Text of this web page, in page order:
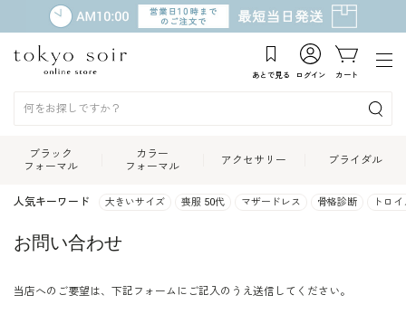
あとで見る ログイン カート
ブラック
フォーマル
カラー
フォーマル
アクセサリー ブライダル
人気キーワード 大きいサイズ 喪服 50代 マザードレス 骨格診断 トロ
お問い合わせ
当店へのご要望は、下記フォームにご記入のうえ送信してください。